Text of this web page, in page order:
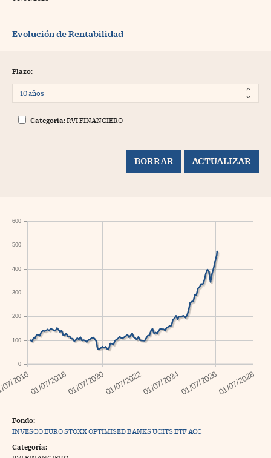
Evolución de Rentabilidad
Plazo:
Categoría:RVI FINANCIERO
0
100
200
300
400
500
600
Fondo:
INVESCO EURO STOXX OPTIMISED BANKS UCITS ETF ACC
Categoría: